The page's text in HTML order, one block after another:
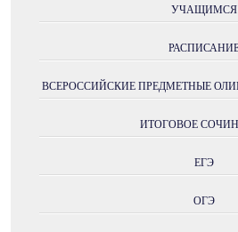
УЧАЩИМСЯ
ВСЕРОССИЙСКИЕ ПРЕДМЕТНЫЕ
ИТОГОВОЕ
ЕГЭ
ОГЭ